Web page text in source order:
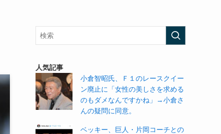
人気記事
小倉智昭氏、Ｆ１のレースクイー
ン廃止に「女性の美しさを求める
のもダメなんですかね」→小倉さ
んの疑問に同意。
ベッキー、巨人・片岡コーチとの